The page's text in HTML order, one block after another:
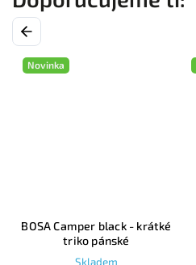
Previous
Novinka
BOSA Camper black - krátké
triko pánské
Skladem